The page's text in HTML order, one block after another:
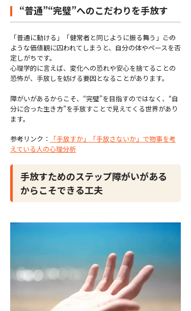
“普通”“完璧”へのこだわりを手放す
「普通に動ける」「健常者と同じように振る舞う」――この
ような価値観に囚われてしまうと、自分の体やペースを否
定しがちです。
心理学的に言えば、変化への恐れや安心を捨てることの
恐怖が、手放しを妨げる要因となることがあります。
障がいがあるからこそ、“完璧”を目指すのではなく、“自
分に合った生き方”を手放すことで見えてくる世界があり
ます。
参考リンク：
「手放すか」「手放さないか」で物事を考
えている人の心理分析
手放すためのステップ――障がいがある
からこそできる工夫